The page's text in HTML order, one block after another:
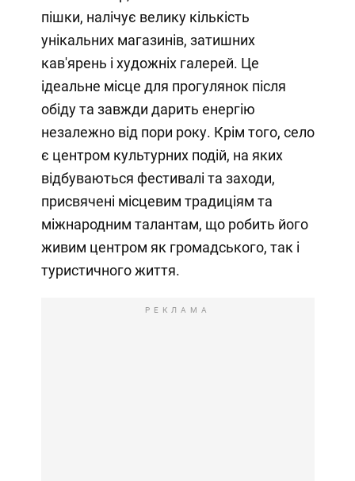
пішки, налічує велику кількість
унікальних магазинів, затишних
кав'ярень і художніх галерей. Це
ідеальне місце для прогулянок після
обіду та завжди дарить енергію
незалежно від пори року. Крім того, село
є центром культурних подій, на яких
відбуваються фестивалі та заходи,
присвячені місцевим традиціям та
міжнародним талантам, що робить його
живим центром як громадського, так і
туристичного життя.
РЕКЛАМА